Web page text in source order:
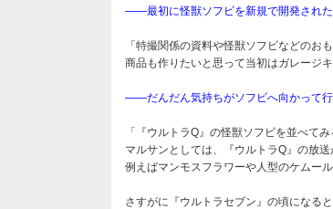
――最初に怪獣ソフビを新規で開発された
「特撮関係の資料や怪獣ソフビなどのお
商品も作りたいと思って当初はガレージ
――だんだん気持ちがソフビへ向かって行
「『ウルトラQ』の怪獣ソフビを並べて
マルサンとしては、『ウルトラQ』の放
例えばマンモスフラワーや人型のケムー
さすがに『ウルトラセブン』の頃になる